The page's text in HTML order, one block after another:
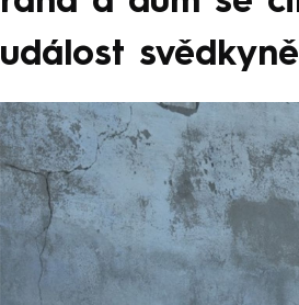
událost svědkyně